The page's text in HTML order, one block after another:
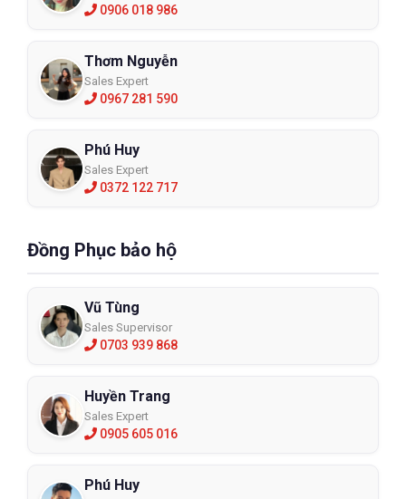
0906 018 986
Thơm Nguyễn
Sales Expert
0967 281 590
Phú Huy
Sales Expert
0372 122 717
Đồng Phục bảo hộ
Vũ Tùng
Sales Supervisor
0703 939 868
Huyền Trang
Sales Expert
0905 605 016
Phú Huy